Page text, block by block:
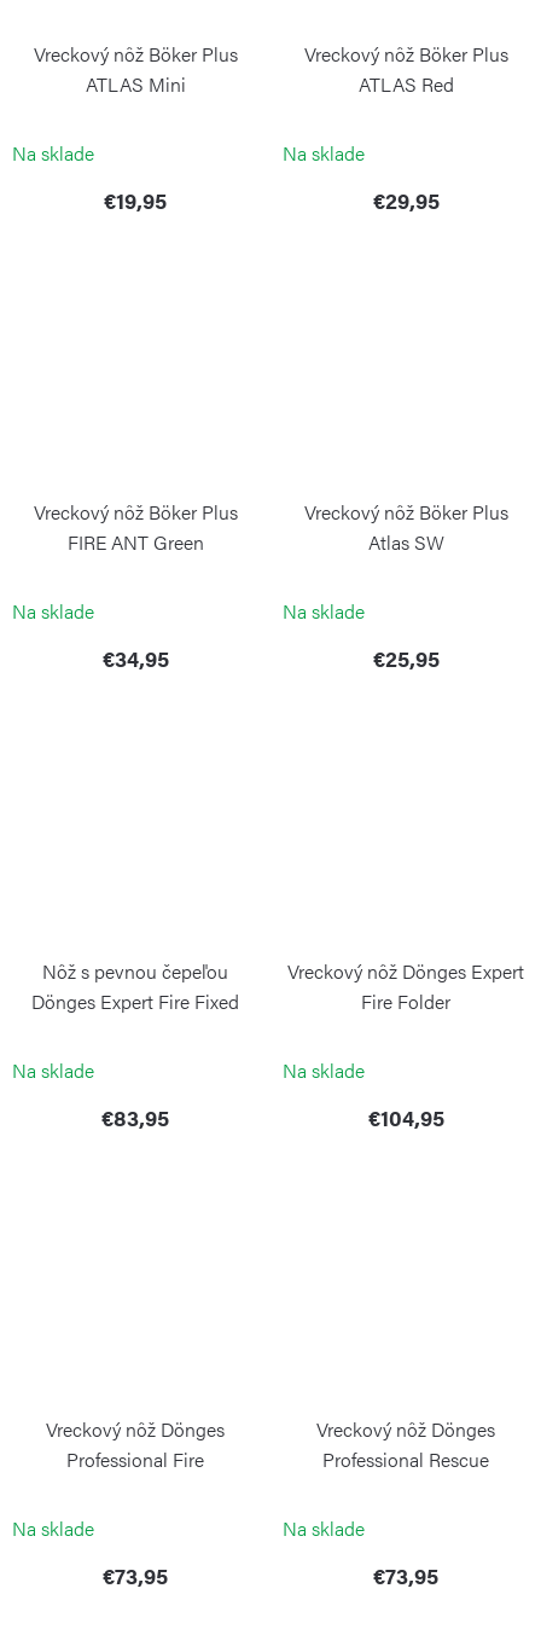
Vreckový nôž Böker Plus
ATLAS Mini
Na sklade
€19,95
Vreckový nôž Böker Plus
ATLAS Red
Na sklade
€29,95
Vreckový nôž Böker Plus
FIRE ANT Green
Na sklade
€34,95
Vreckový nôž Böker Plus
Atlas SW
Na sklade
€25,95
Nôž s pevnou čepeľou
Dönges Expert Fire Fixed
Na sklade
€83,95
Vreckový nôž Dönges Expert
Fire Folder
Na sklade
€104,95
Vreckový nôž Dönges
Professional Fire
Na sklade
€73,95
Vreckový nôž Dönges
Professional Rescue
Na sklade
€73,95